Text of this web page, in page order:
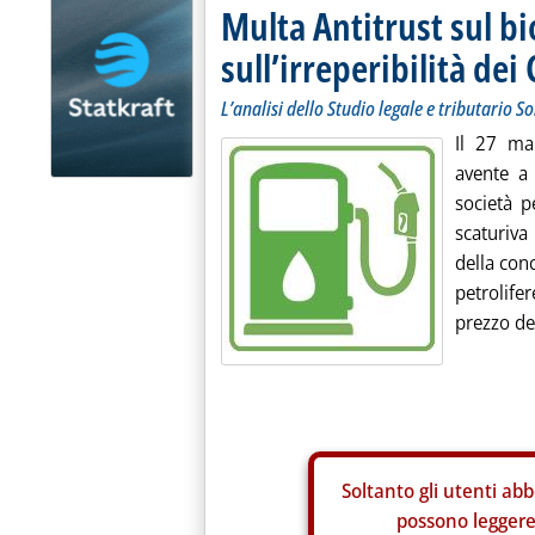
Multa Antitrust sul
sull’irreperibilità dei
L’analisi dello Studio legale e tributario
Il 27
avente
società
della
prezzo
Soltanto gli utenti
possono